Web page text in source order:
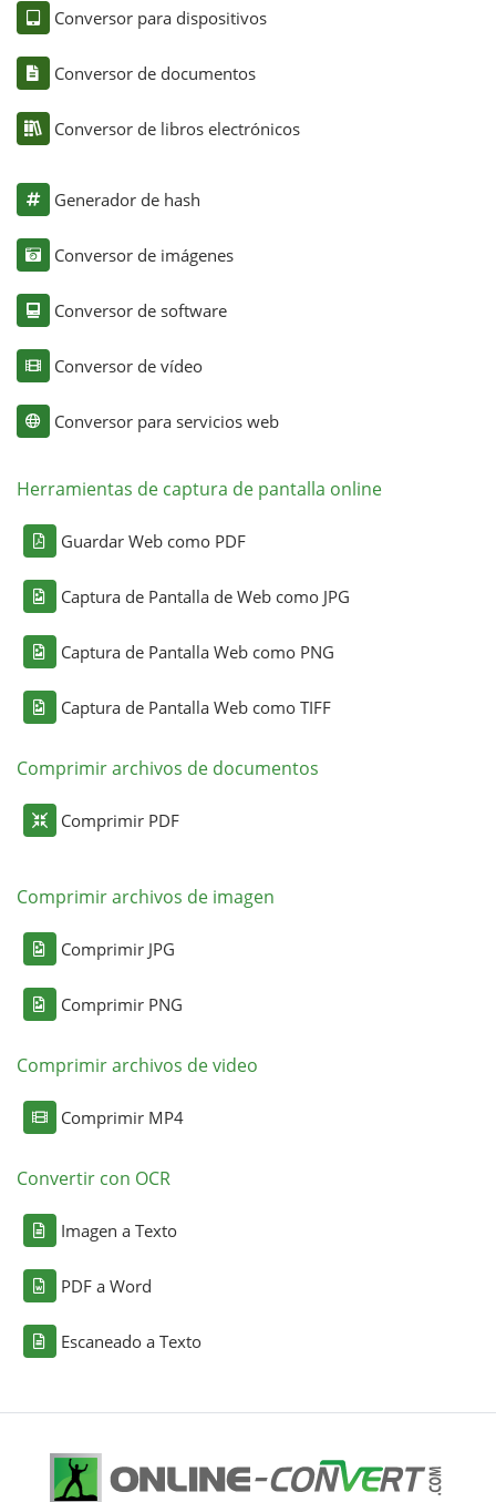
Conversor para dispositivos
Conversor de documentos
Conversor de libros electrónicos
Generador de hash
Conversor de imágenes
Conversor de software
Conversor de vídeo
Conversor para servicios web
Herramientas de captura de pantalla online
Guardar Web como PDF
Captura de Pantalla de Web como JPG
Captura de Pantalla Web como PNG
Captura de Pantalla Web como TIFF
Comprimir archivos de documentos
Comprimir PDF
Comprimir archivos de imagen
Comprimir JPG
Comprimir PNG
Comprimir archivos de video
Comprimir MP4
Convertir con OCR
Imagen a Texto
PDF a Word
Escaneado a Texto